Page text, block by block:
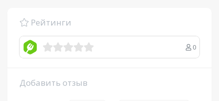
Рейтинги
0
Добавить отзыв